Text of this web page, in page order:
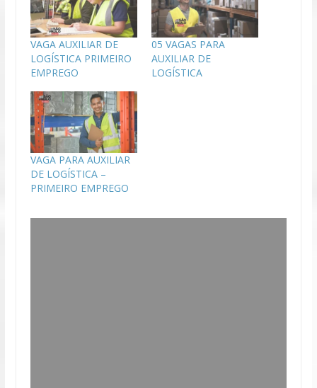
VAGA AUXILIAR DE
LOGÍSTICA PRIMEIRO
EMPREGO
05 VAGAS PARA
AUXILIAR DE
LOGÍSTICA
VAGA PARA AUXILIAR
DE LOGÍSTICA –
PRIMEIRO EMPREGO